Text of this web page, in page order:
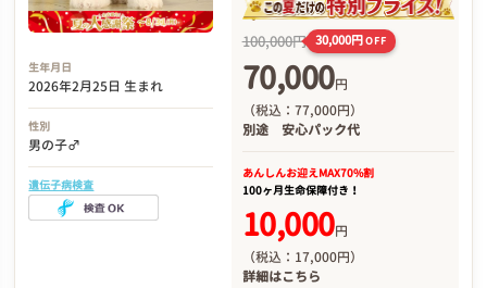
生年月日
2026年2月25日 生まれ
性別
男の子♂
遺伝子病検査
100,000円 30,000円OFF
70,000円
（税込：77,000円）
別途 安心パック代
あんしんお迎えMAX70%割
100ヶ月生命保障付き！
10,000円
（税込：17,000円）
詳細はこちら